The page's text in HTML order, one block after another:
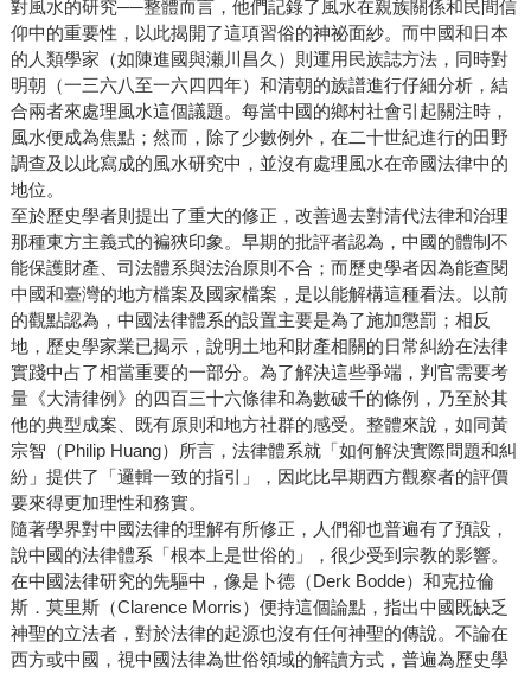
對風水的研究──整體而言，他們記錄了風水在親族關係和民間信
仰中的重要性，以此揭開了這項習俗的神祕面紗。而中國和日本
的人類學家（如陳進國與瀬川昌久）則運用民族誌方法，同時對
明朝（一三六八至一六四四年）和清朝的族譜進行仔細分析，結
合兩者來處理風水這個議題。每當中國的鄉村社會引起關注時，
風水便成為焦點；然而，除了少數例外，在二十世紀進行的田野
調查及以此寫成的風水研究中，並沒有處理風水在帝國法律中的
地位。
至於歷史學者則提出了重大的修正，改善過去對清代法律和治理
那種東方主義式的褊狹印象。早期的批評者認為，中國的體制不
能保護財產、司法體系與法治原則不合；而歷史學者因為能查閱
中國和臺灣的地方檔案及國家檔案，是以能解構這種看法。以前
的觀點認為，中國法律體系的設置主要是為了施加懲罰；相反
地，歷史學家業已揭示，說明土地和財產相關的日常糾紛在法律
實踐中占了相當重要的一部分。為了解決這些爭端，判官需要考
量《大清律例》的四百三十六條律和為數破千的條例，乃至於其
他的典型成案、既有原則和地方社群的感受。整體來說，如同黃
宗智（Philip Huang）所言，法律體系就「如何解決實際問題和糾
紛」提供了「邏輯一致的指引」，因此比早期西方觀察者的評價
要來得更加理性和務實。
隨著學界對中國法律的理解有所修正，人們卻也普遍有了預設，
說中國的法律體系「根本上是世俗的」，很少受到宗教的影響。
在中國法律研究的先驅中，像是卜德（Derk Bodde）和克拉倫
斯．莫里斯（Clarence Morris）便持這個論點，指出中國既缺乏
神聖的立法者，對於法律的起源也沒有任何神聖的傳說。不論在
西方或中國，視中國法律為世俗領域的解讀方式，普遍為歷史學